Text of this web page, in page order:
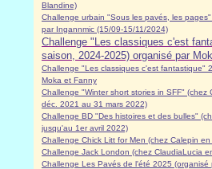
Blandine)
Challenge urbain "Sous les pavés, les
par Ingannmic (15/09-15/11/2024)
Challenge "Les classiques c'est
saison, 2024-2025) organisé par
Challenge "Les classiques c'est fantastique"
Moka et Fanny
Challenge "Winter short stories in SFF" (chez
déc. 2021 au 31 mars 2022)
Challenge BD "Des histoires et des bulles"
jusqu'au 1er avril 2022)
Challenge Chick Litt for Men (chez Calepin
Challenge Jack London (chez ClaudiaLucia
Challenge Les Pavés de l'été 2025 (organisé